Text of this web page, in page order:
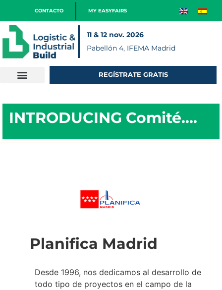
CONTACTO MY EASYFAIRS
11 & 12 nov. 2026
Pabellón 4, IFEMA Madrid
REGÍSTRATE GRATIS
INTRODUCING Comité….
Planifica Madrid
Desde 1996, nos dedicamos al desarrollo de
todo tipo de proyectos en el campo de la